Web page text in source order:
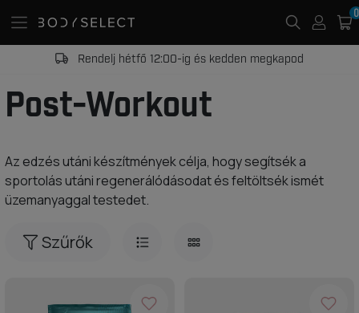
Rendelj hétfő 12:00-ig és kedden megkapod
Post-Workout
Az edzés utáni készítmények célja, hogy segítsék a
sportolás utáni regenerálódásodat és feltöltsék ismét
üzemanyaggal testedet.
Szűrők
0